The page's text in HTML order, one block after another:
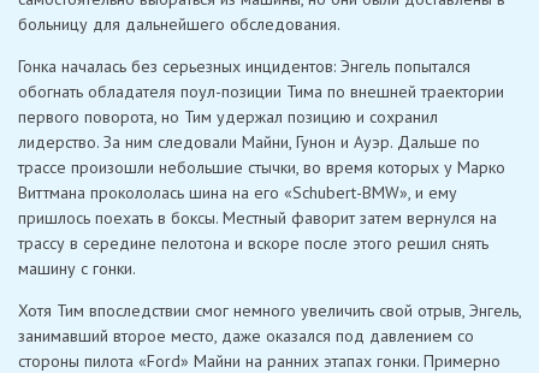
больницу для дальнейшего обследования.
Гонка началась без серьезных инцидентов: Энгель попытался
обогнать обладателя поул-позиции Тима по внешней траектории
первого поворота, но Тим удержал позицию и сохранил
лидерство. За ним следовали Майни, Гунон и Ауэр. Дальше по
трассе произошли небольшие стычки, во время которых у Марко
Виттмана прокололась шина на его «Schubert-BMW», ​​и ему
пришлось поехать в боксы. Местный фаворит затем вернулся на
трассу в середине пелотона и вскоре после этого решил снять
машину с гонки.
Хотя Тим впоследствии смог немного увеличить свой отрыв, Энгель,
занимавший второе место, даже оказался под давлением со
стороны пилота «Ford» Майни на ранних этапах гонки. Примерно